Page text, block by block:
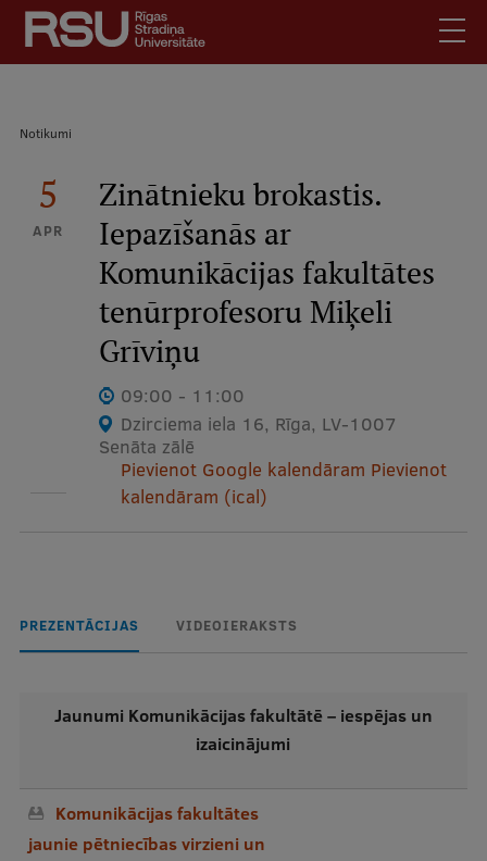
Pārlekt
galveno
saturu
Latviski
Meklēt Mobile
augšējā
izvēlne
Skolēniem
Studentiem
Absolventiem
Darbiniekiem
Darba devējiem
Kontakti
Vakances
Mobile
Pamatstudiju programmas
Doktorantūra
Uzņemšana
Praktiska informācija
Atpakaļceļš
Notikumi
5
APR
Zinātnieku brokastis.
Iepazīšanās ar
Komunikācijas fakultātes
tenūrprofesoru Miķeli
Grīviņu
09:00 - 11:00
Dzirciema iela 16, Rīga, LV-1007
Senāta zālē
Pievienot Google kalendāram Pievienot
kalendāram (ical)
PREZENTĀCIJAS VIDEOIERAKSTS
Jaunumi Komunikācijas fakultātē – iespējas un
izaicinājumi
Komunikācijas fakultātes
jaunie pētniecības virzieni un